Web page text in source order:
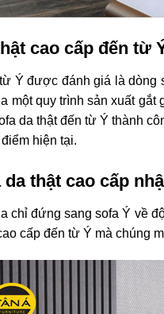
cao cấp đến từ
Ý được đánh giá là
một quy trình sản xuất
da thật đến từ Ý thành
hiện tại.
da thật cao cấp
chỉ đứng sang sofa Ý về
cấp đến từ Ý mà chúng